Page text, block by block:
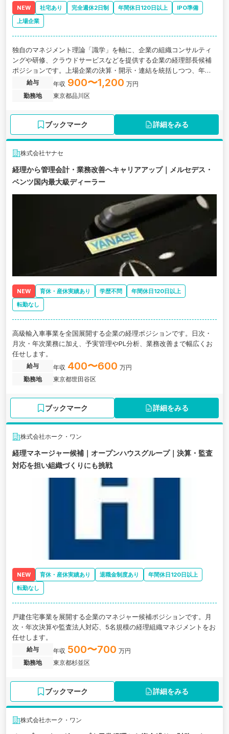
NEW 社宅あり 完全週休2日制 年間休日120日以上
IPO準備
上場企業
独自のマネジメント理論「識学」を軸に、企業の組織コンサルティ
ングや研修、クラウドサービスなどを提供する企業の経理部長候補
ポジションです。上場企業の決算・開示・連結を統括しつつ、年間
複数件進むM&AのPMIや子会社管理にも参画していただきます。
給与 年収 900〜1,200 万円
勤務地
東京都品川区
ブックマーク 詳細をみる
株式会社ヤナセ
経理から管理会計・業務改善へキャリアアップ｜メルセデス・
ベンツ国内最大級ディーラー
NEW 育休・産休実績あり 学歴不問
年間休日120日以上
転勤なし
高級輸入車事業を全国展開する企業の経理ポジションです。日次・
月次・年次業務に加え、予実管理やPL分析、業務改善まで幅広くお
任せします。
給与 年収 400〜600 万円
勤務地
東京都世田谷区
ブックマーク 詳細をみる
株式会社ホーク・ワン
経理マネージャー候補｜オープンハウスグループ｜決算・監査
対応を担い組織づくりにも挑戦
NEW 育休・産休実績あり 退職金制度あり
年間休日120日以上
転勤なし
戸建住宅事業を展開する企業のマネジャー候補ポジションです。月
次・年次決算や監査法人対応、5名規模の経理組織マネジメントをお
任せします。
給与 年収 500〜700 万円
勤務地
東京都杉並区
ブックマーク 詳細をみる
株式会社ホーク・ワン